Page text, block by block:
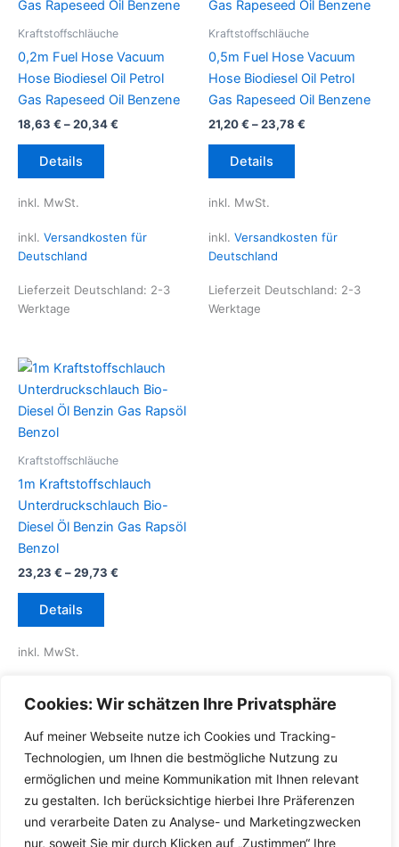
Cookies: Wir schätzen Ihre Privatsphäre
Auf meiner Webseite nutze ich Cookies und Tracking-
Technologien, um Ihnen die bestmögliche Nutzung zu
ermöglichen und meine Kommunikation mit Ihnen relevant
zu gestalten. Ich berücksichtige hierbei Ihre Präferenzen
und verarbeite Daten zu Analyse- und Marketingzwecken
nur, soweit Sie mir durch Klicken auf „Zustimmen“ Ihre
Kraftstoffschläuche
0,2m Fuel Hose Vacuum
Hose Biodiesel Oil Petrol
Gas Rapeseed Oil Benzene
18,63 € –20,34€
Details
Dieses
Varianten
Optionen
der
Produktseite
gewählt
inkl. MwSt.
inkl. Versandkosten für
Deutschland
Lieferzeit Deutschland: 2-3
Werktage
Kraftstoffschläuche
0,5m Fuel Hose Vacuum
Hose Biodiesel Oil Petrol
Gas Rapeseed Oil Benzene
21,20€ –23,78 €
Details
Dieses
Varianten
Optionen
inkl. MwSt.
inkl. Versandkosten für
Deutschland
Lieferzeit Deutschland: 2-3
Werktage
Kraftstoffschläuche
1m Kraftstoffschlauch
Unterdruckschlauch Bio-
Diesel Öl Benzin Gas Rapsöl
Benzol
23,23 € –29,73 €
Details
Dieses
auf.
Optionen
können
auf
der
Produktseite
inkl. MwSt.
Deutschland
Lieferzeit Deutschland:2-3
Werktage